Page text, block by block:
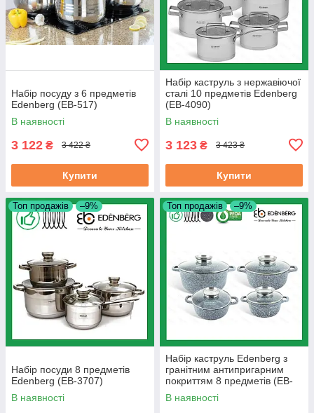
Набір посуду з 6 предметів
Edenberg (EB-517)
В наявності
3 122 ₴ 3 422 ₴
Купити
Набір каструль з нержавіючої
сталі 10 предметів Edenberg
(EB-4090)
В наявності
3 123 ₴ 3 423 ₴
Купити
Топ продажів –9%
Набір посуди 8 предметів
Edenberg (EB-3707)
В наявності
Топ продажів –9%
Набір каструль Edenberg з
гранітним антипригарним
покриттям 8 предметів (EB-
8035)
В наявності